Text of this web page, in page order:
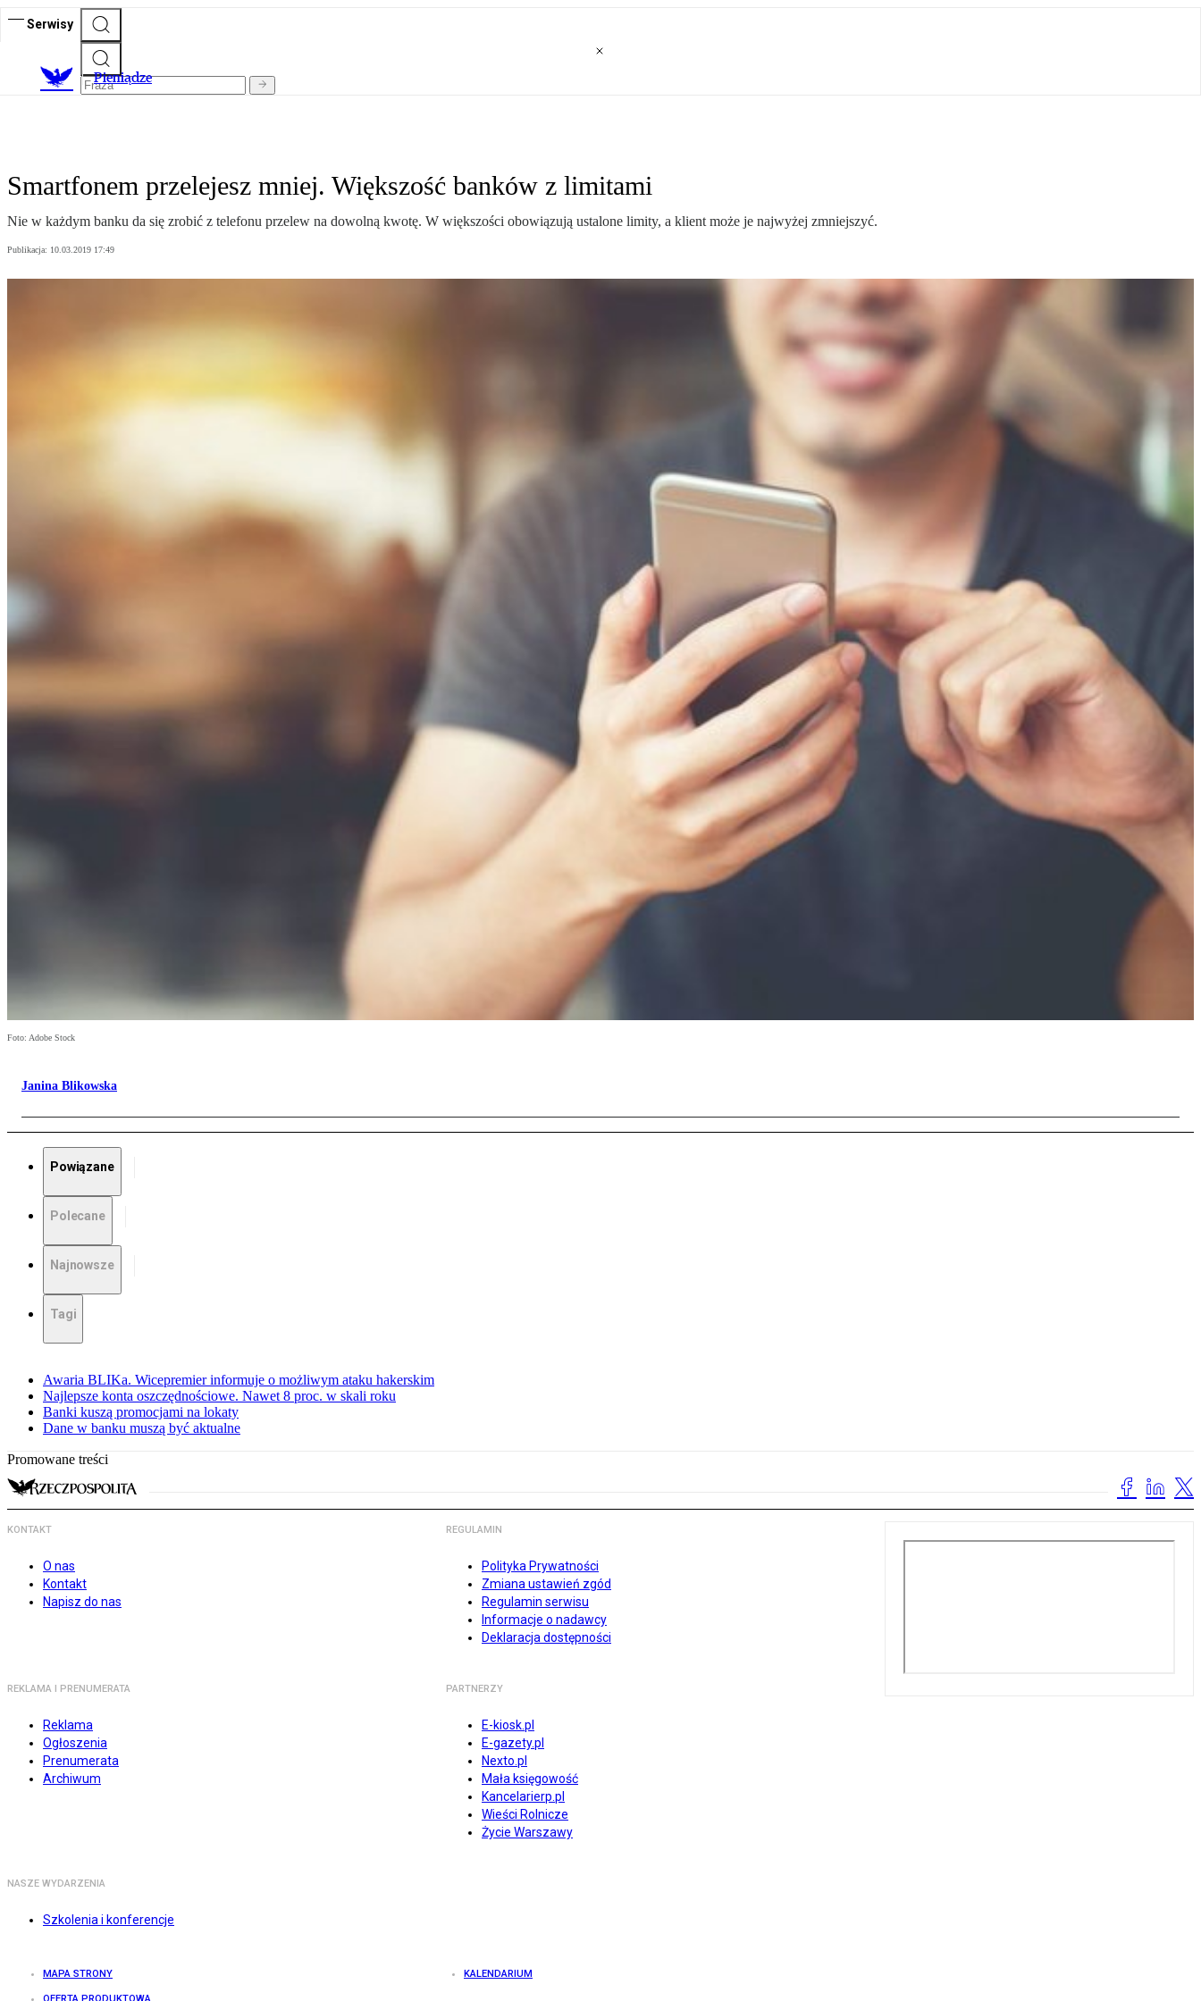
Serwisy
Pieniądze
Smartfonem przelejesz mniej. Większość banków z limitami
Nie w każdym banku da się zrobić z telefonu przelew na dowolną kwotę. W większości obowiązują ustalone limity, a klient może je najwyżej zmniejszyć.
Publikacja: 10.03.2019 17:49
Foto: Adobe Stock
Janina Blikowska
Powiązane
Polecane
Najnowsze
Tagi
Awaria BLIKa. Wicepremier informuje o możliwym ataku hakerskim
Najlepsze konta oszczędnościowe. Nawet 8 proc. w skali roku
Banki kuszą promocjami na lokaty
Dane w banku muszą być aktualne
Promowane treści
KONTAKT
O nas
Kontakt
Napisz do nas
REGULAMIN
Polityka Prywatności
Zmiana ustawień zgód
Regulamin serwisu
Informacje o nadawcy
Deklaracja dostępności
REKLAMA I PRENUMERATA
Reklama
Ogłoszenia
Prenumerata
Archiwum
PARTNERZY
E-kiosk.pl
E-gazety.pl
Nexto.pl
Mała księgowość
Kancelarierp.pl
Wieści Rolnicze
Życie Warszawy
NASZE WYDARZENIA
Szkolenia i konferencje
MAPA STRONY KALENDARIUM